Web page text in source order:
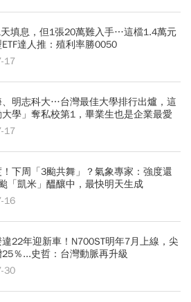
填息，但1張20萬難入手…這檔1.4萬元
達人推：殖利率勝0050
17
、明志科大…台灣最佳大學排行出爐，這
學」奪私校第1，畢業生也是企業最愛
17
下周「3颱共舞」？氣象專家：強度還
「凱米」醞釀中，最快明天生成
16
22年迎新車！N700ST明年7月上線，尖
％...史哲：台灣動脈再升級
30